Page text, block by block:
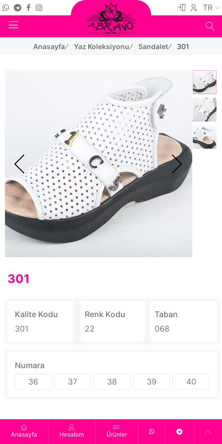
TR
Anasayfa Yaz Koleksiyonu Sandalet 301
301
Kalite Kodu
301
Renk Kodu
22
Taban
068
Numara
36
37 38 39 40
Anasayfa Hesabım Ürünler